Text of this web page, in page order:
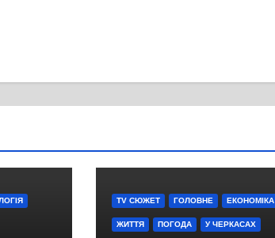
TV СЮЖЕТ ГОЛОВНЕ ЕКОНОМІКА
ЖИТТЯ ПОГОДА У ЧЕРКАСАХ